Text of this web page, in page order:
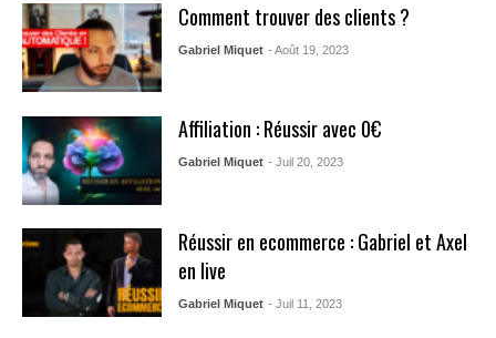
Comment trouver des clients ?
Gabriel Miquet - Août 19, 2023
Affiliation : Réussir avec 0€
Gabriel Miquet - Juil 20, 2023
Réussir en ecommerce : Gabriel et Axel
en live
Gabriel Miquet - Juil 11, 2023